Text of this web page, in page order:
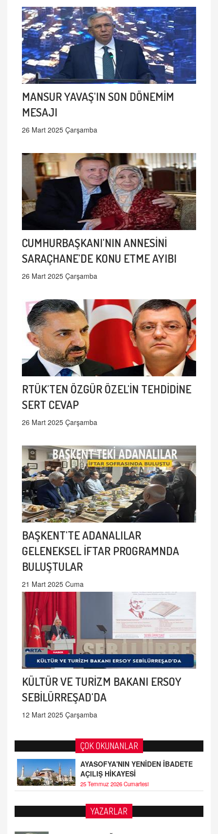
MANSUR YAVAŞ'IN SON DÖNEMİM
MESAJI
26 Mart 2025 Çarşamba
CUMHURBAŞKANI'NIN ANNESİNİ
SARAÇHANE'DE KONU ETME AYIBI
26 Mart 2025 Çarşamba
RTÜK'TEN ÖZGÜR ÖZEL'İN TEHDİDİNE
SERT CEVAP
26 Mart 2025 Çarşamba
BAŞKENT'TE ADANALILAR
GELENEKSEL İFTAR PROGRAMNDA
BULUŞTULAR
21 Mart 2025 Cuma
KÜLTÜR VE TURİZM BAKANI ERSOY
SEBİLÜRREŞAD'DA
12 Mart 2025 Çarşamba
ÇOK OKUNANLAR
AYASOFYA'NIN YENİDEN İBADETE
AÇILIŞ HİKAYESİ
25 Temmuz 2026 Cumartesi
YAZARLAR
AHMED ÇITLAKOĞLU
OKUL SALDIRILARININ ORTAYA ÇIKARTTIĞI